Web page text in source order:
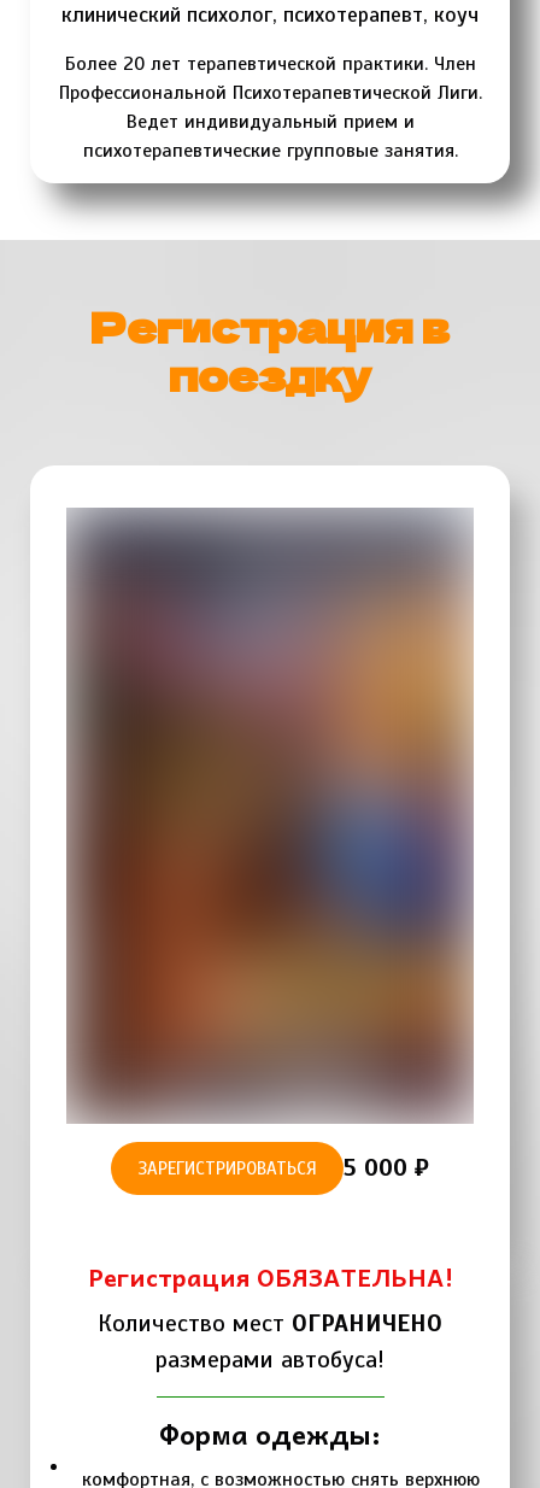
клинический психолог, психотерапевт, коуч
Более 20 лет терапевтической практики. Член
Профессиональной Психотерапевтической Лиги.
Ведет индивидуальный прием и
психотерапевтические групповые занятия.
Регистрация в
поездку
ЗАРЕГИСТРИРОВАТЬСЯ 5 000 ₽
Регистрация ОБЯЗАТЕЛЬНА!
Количество мест ОГРАНИЧЕНО
размерами автобуса!
Форма одежды:
комфортная, с возможностью снять верхнюю